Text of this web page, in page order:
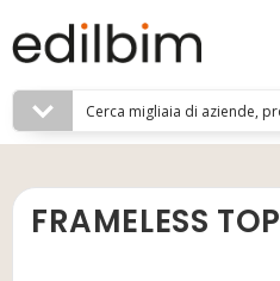
FRAMELESS TOP